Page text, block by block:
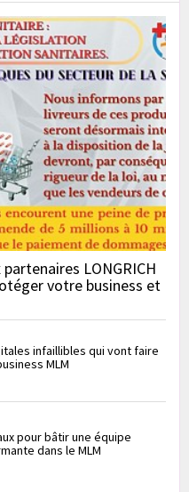
LONGRICH
votre business et
infaillibles qui vont faire
MLM
pour bâtir une équipe
dans le MLM